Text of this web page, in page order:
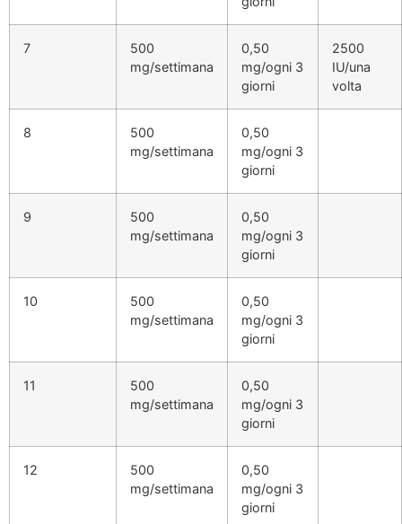
7
500
mg/settimana
0,50
mg/ogni 3
giorni
2500
IU/una
volta
8
500
mg/settimana
0,50
mg/ogni 3
giorni
9
500
mg/settimana
0,50
mg/ogni 3
giorni
10
500
mg/settimana
0,50
mg/ogni 3
giorni
11
500
mg/settimana
0,50
mg/ogni 3
giorni
12
500
mg/settimana
0,50
mg/ogni 3
giorni